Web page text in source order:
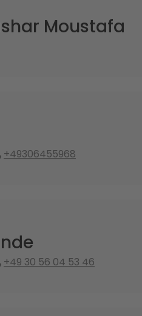
Moustafa
+49306455968
+49 30 56 04 53 46